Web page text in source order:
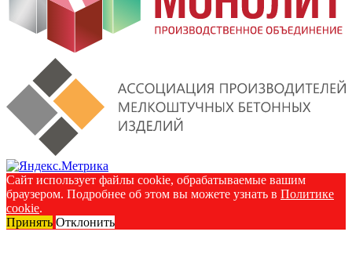
Сайт использует файлы cookie, обрабатываемые вашим
браузером. Подробнее об этом вы можете узнать в Политике
cookie.
Принять Отклонить